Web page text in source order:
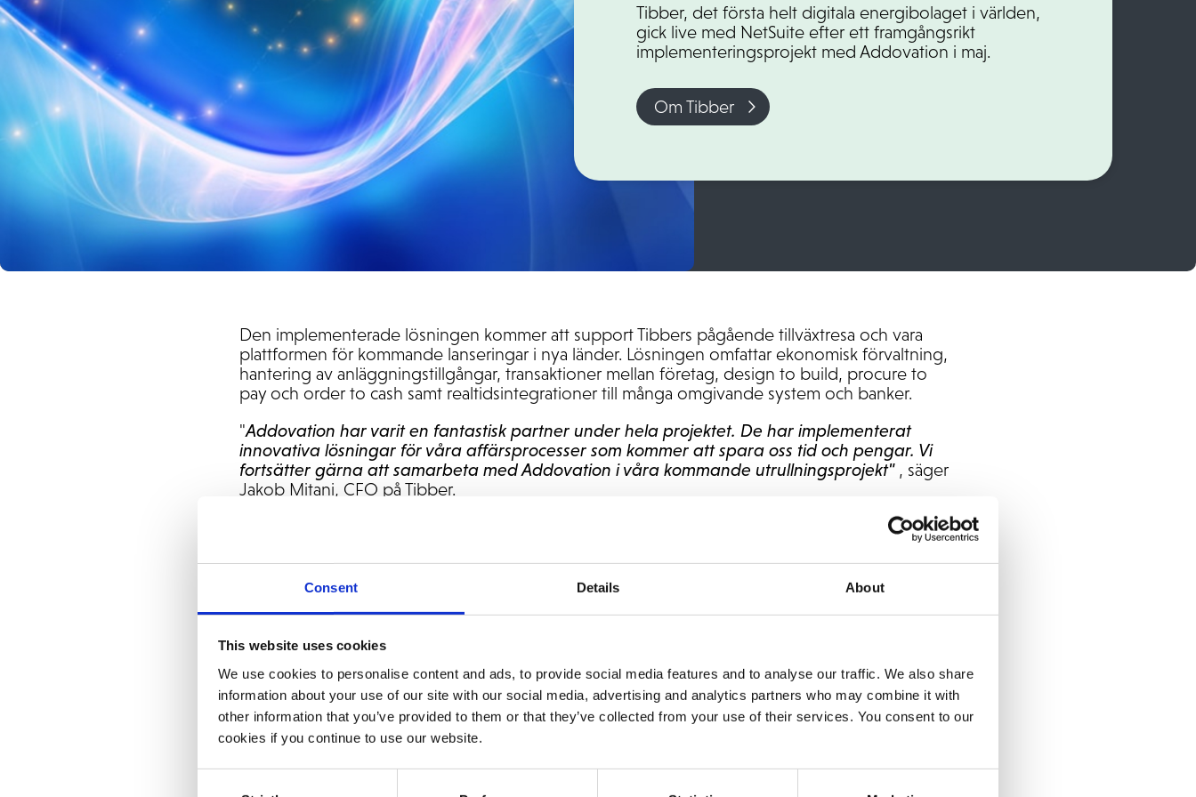
Consent Details About
This website uses cookies
We use cookies to personalise content and ads, to provide social media features and to analyse our traffic. We also share
information about your use of our site with our social media, advertising and analytics partners who may combine it with
other information that you’ve provided to them or that they’ve collected from your use of their services. You consent to our
cookies if you continue to use our website.
Tibber, det första helt digitala energibolaget i världen,
gick live med NetSuite efter ett framgångsrikt
implementeringsprojekt med Addovation i maj.
Om Tibber
Den implementerade lösningen kommer att support Tibbers pågående tillväxtresa och vara
plattformen för kommande lanseringar i nya länder. Lösningen omfattar ekonomisk förvaltning,
hantering av anläggningstillgångar, transaktioner mellan företag, design to build, procure to
pay och order to cash samt realtidsintegrationer till många omgivande system och banker.
"Addovation har varit en fantastisk partner under hela projektet. De har implementerat
innovativa lösningar för våra affärsprocesser som kommer att spara oss tid och pengar. Vi
fortsätter gärna att samarbeta med Addovation i våra kommande utrullningsprojekt" , säger
Jakob Mitani, CFO på Tibber.
Allianspartner och har nyligen meddelat att man har
"Det har varit ett nöje att arbeta med ett snabbväxande företag som Tibber. De utmanar oss
roligt och passionerat projekt och vi ser fram emot att arbeta tillsammans med Tibber i
många projekt framöver som deras långsiktiga ERP-partner", säger Jan Erik Syverød, Head of
NetSuite practice på Addovation.
Tibber valde NetSuite på grund av dess moderna, skalbara och flexibla plattform. Den kan
enkelt integreras med andra lösningar och support det digitala energibolagets framtida tillväxt.